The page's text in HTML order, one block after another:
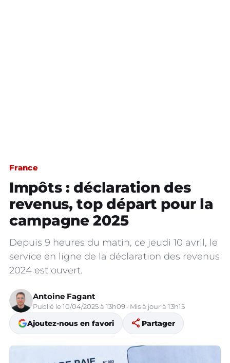
France
Impôts : déclaration des
revenus, top départ pour la
campagne 2025
Depuis 9 heures du matin, ce jeudi 10 avril, le
service en ligne de la déclaration des revenus
2024 est ouvert.
Antoine Fagant
Publié le 10/04/2025 à 13h09 · Mis à jour à 13h15
Ajoutez-nous en favori share Partager